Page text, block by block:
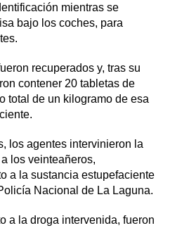
mientras se
bajo los coches, para
recuperados y, tras su
contener 20 tabletas de
total de un kilogramo de esa
los agentes intervinieron la
los veinteañeros,
a la sustancia estupefaciente
Nacional de La Laguna.
a la droga intervenida, fueron